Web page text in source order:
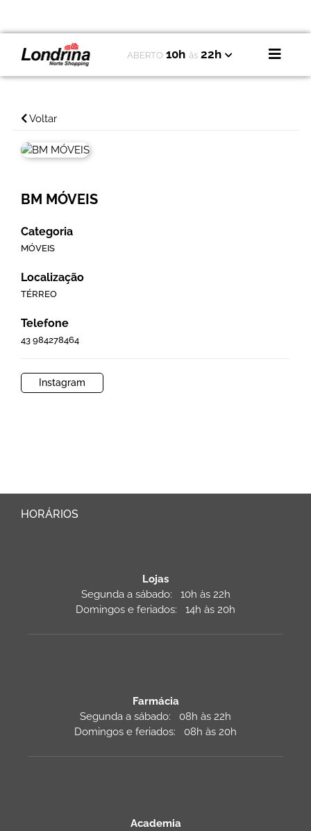
ABERTO 10h às 22h
Voltar
BM MÓVEIS
Categoria
MÓVEIS
Localização
TÉRREO
Telefone
43 984278464
Instagram
HORÁRIOS
Lojas
Segunda a sábado: 10h às 22h
Domingos e feriados: 14h às 20h
Farmácia
Segunda a sábado: 08h às 22h
Domingos e feriados: 08h às 20h
Academia